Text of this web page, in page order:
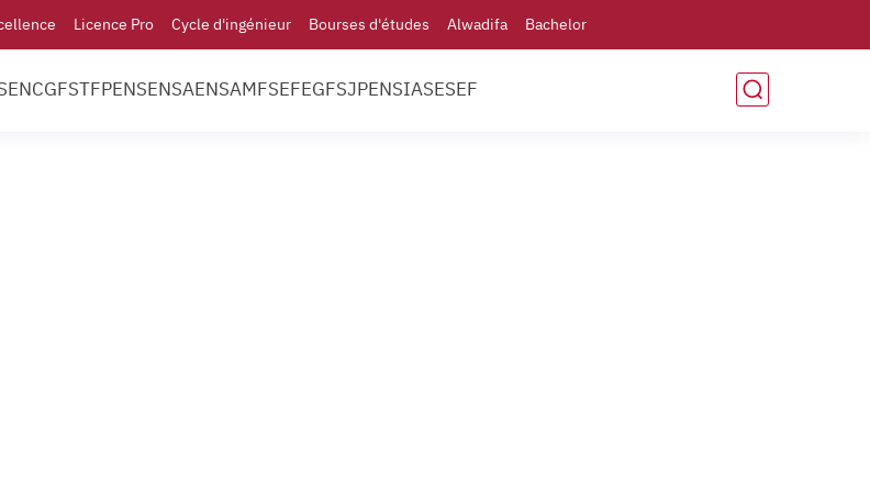
Licence Pro Cycle d'ingénieur Bourses d'études Alwadifa Bachelor
ENCGFSTFPENSENSAENSAMFSEFEGFSJPENSIASESEF